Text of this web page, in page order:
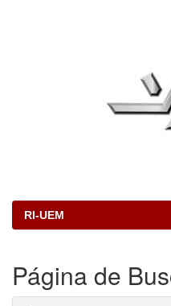
RI-UEM
Página de